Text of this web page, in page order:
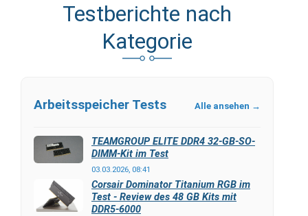
Testberichte nach
Kategorie
Arbeitsspeicher Tests Alle ansehen →
TEAMGROUP ELITE DDR4 32-GB-SO-
DIMM-Kit im Test
03.03.2026, 08:41
Corsair Dominator Titanium RGB im
Test - Review des 48 GB Kits mit
DDR5-6000